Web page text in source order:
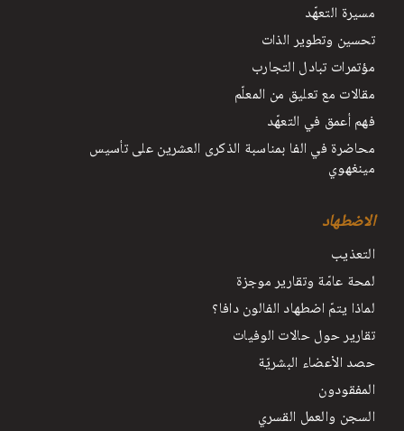
مسيرة التعهّد
تحسين وتطوير الذات
مؤتمرات تبادل التجارب
مقالات مع تعليق من المعلّم
فهم أعمق في التعهّد
محاضرة في الفا بمناسبة الذكرى العشرين على تأسيس
مينغهوي
الاضطهاد
التعذيب
لمحة عامّة وتقارير موجزة
لماذا يتمّ اضطهاد الفالون دافا؟
تقارير حول حالات الوفيات
حصد الأعضاء البشريّة
المفقودون
السجن والعمل القسري